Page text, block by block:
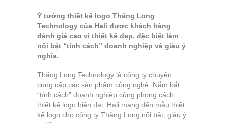
Ý tưởng thiết kế logo Thăng Long
Technology của Hali được khách hàng
đánh giá cao vì thiết kế đẹp, đặc biệt làm
nổi bật “tính cách” doanh nghiệp và giàu ý
nghĩa.
Thăng Long Technology là công ty chuyên
cung cấp các sản phẩm công nghệ. Nắm bắt
“tính cách” doanh nghiệp cùng phong cách
thiết kế logo hiện đại, Hali mang đến mẫu thiết
kế logo cho công ty Thăng Long nổi bật, giàu ý